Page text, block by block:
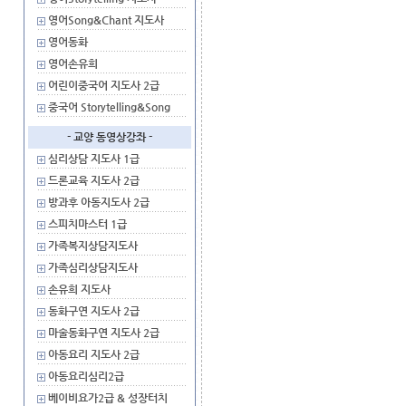
영어Song&Chant 지도사
영어동화
영어손유희
어린이중국어 지도사 2급
중국어 Storytelling&Song
- 교양 동영상강좌 -
심리상담 지도사 1급
드론교육 지도사 2급
방과후 아동지도사 2급
스피치마스터 1급
가족복지상담지도사
가족심리상담지도사
손유희 지도사
동화구연 지도사 2급
마술동화구연 지도사 2급
아동요리 지도사 2급
아동요리심리2급
베이비요가2급 & 성장터치